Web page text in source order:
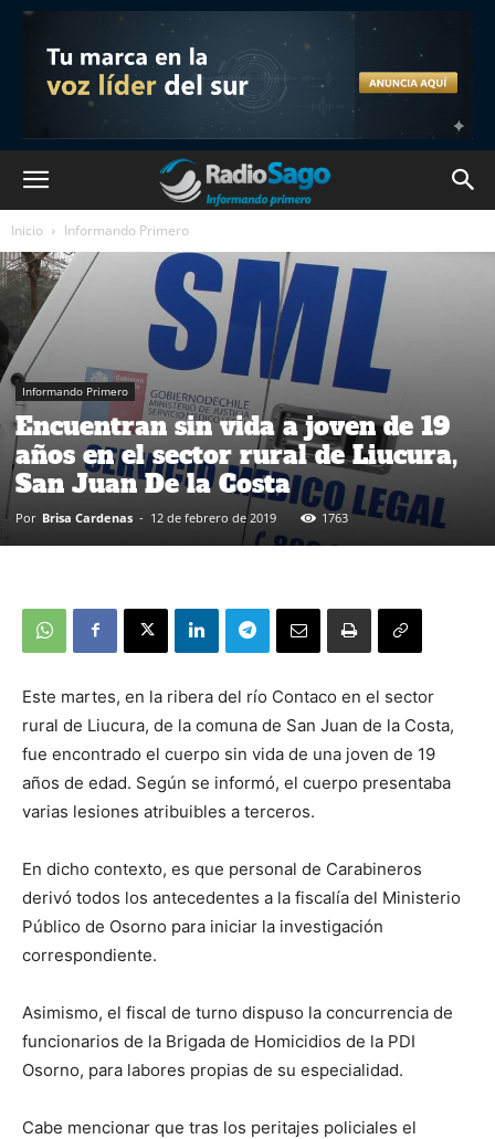
Inicio Informando Primero
Informando Primero
Encuentran sin vida a joven de 19
años en el sector rural de Liucura,
San Juan De la Costa
Por Brisa Cardenas - 12 de febrero de 2019 1763
Este martes, en la ribera del río Contaco en el sector
rural de Liucura, de la comuna de San Juan de la Costa,
fue encontrado el cuerpo sin vida de una joven de 19
años de edad. Según se informó, el cuerpo presentaba
varias lesiones atribuibles a terceros.
En dicho contexto, es que personal de Carabineros
derivó todos los antecedentes a la fiscalía del Ministerio
Público de Osorno para iniciar la investigación
correspondiente.
Asimismo, el fiscal de turno dispuso la concurrencia de
funcionarios de la Brigada de Homicidios de la PDI
Osorno, para labores propias de su especialidad.
Cabe mencionar que tras los peritajes policiales el